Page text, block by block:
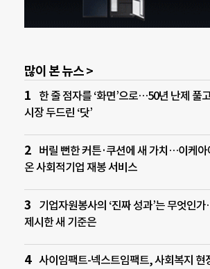
많이 본 뉴스 >
한 줄 점자를 ‘화면’으로…50년 난제 풀
시장 두드린 ‘닷’
버릴 뻔한 커튼·쿠션에 새 가치…이케아
온 사회적기업 재봉 서비스
기업자원봉사의 ‘진짜 성과’는 무엇인
제시한 새 기준은
사이임팩트-넥스트임팩트, 사회복지 현